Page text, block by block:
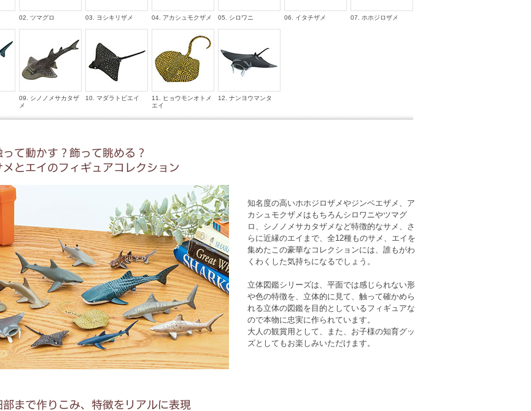
02. ツマグロ 03. ヨシキリザメ 04. アカシュモクザメ 05. シロワニ 06. イタチザメ 07. ホホジロザメ
09. シノノメサカタザ
メ
10. マダラトビエイ
11. ヒョウモンオトメ
エイ
12. ナンヨウマンタ
知名度の高いホホジロザメやジンベエザメ、ア
カシュモクザメはもちろんシロワニやツマグ
ロ、シノノメサカタザメなど特徴的なサメ、さ
らに近縁のエイまで、全12種ものサメ、エイを
集めたこの豪華なコレクションには、誰もがわ
くわくした気持ちになるでしょう。
立体図鑑シリーズは、平面では感じられない形
や色の特徴を、立体的に見て、触って確かめら
れる立体の図鑑を目的としているフィギュアな
ので本物に忠実に作られています。
大人の観賞用として、また、お子様の知育グッ
ズとしてもお楽しみいただけます。